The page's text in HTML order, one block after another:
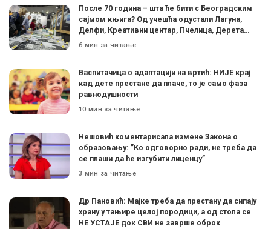
После 70 година – шта ће бити с Београдским
сајмом књига? Од учешћа одустали Лагуна,
Делфи, Креативни центар, Пчелица, Дерета…
6 мин за читање
Васпитачица о адаптацији на вртић: НИЈЕ крај
кад дете престане да плаче, то је само фаза
равнодушности
10 мин за читање
Нешовић коментарисала измене Закона о
образовању: ”Ко одговорно ради, не треба да
се плаши да ће изгубити лиценцу”
3 мин за читање
Др Пановић: Мајке треба да престану да сипају
храну у тањире целој породици, а од стола се
НЕ УСТАЈЕ док СВИ не заврше оброк